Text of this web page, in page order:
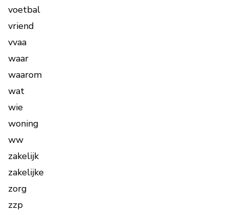
voetbal
vriend
vvaa
waar
waarom
wat
wie
woning
ww
zakelijk
zakelijke
zorg
zzp